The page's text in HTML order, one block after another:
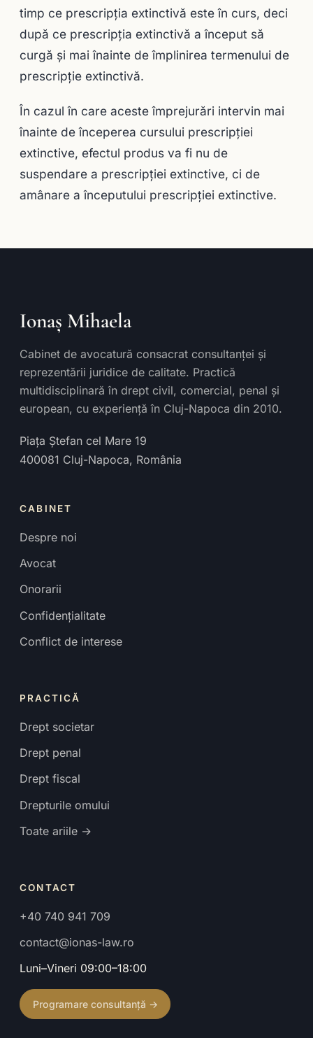
timp ce prescripţia extinctivă este în curs, deci
după ce prescripţia extinctivă a început să
curgă şi mai înainte de împlinirea termenului de
prescripţie extinctivă.
În cazul în care aceste împrejurări intervin mai
înainte de începerea cursului prescripţiei
extinctive, efectul produs va fi nu de
suspendare a prescripţiei extinctive, ci de
amânare a începutului prescripţiei extinctive.
Ionaș Mihaela
Cabinet de avocatură consacrat consultanței și
reprezentării juridice de calitate. Practică
multidisciplinară în drept civil, comercial, penal și
european, cu experiență în Cluj-Napoca din 2010.
Piața Ștefan cel Mare 19
400081 Cluj-Napoca, România
CABINET
Despre noi
Avocat
Onorarii
Confidențialitate
Conflict de interese
PRACTICĂ
Drept societar
Drept penal
Drept fiscal
Drepturile omului
Toate ariile →
CONTACT
+40 740 941 709
contact@ionas-law.ro
Luni–Vineri 09:00–18:00
Programare consultanță →